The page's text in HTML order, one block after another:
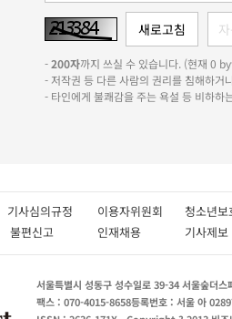
-200자까지 쓰실 수 있습니다. (현재 0
- 저작권 등 다른 사람의 권리를 침해하거
- 타인에게 불쾌감을 주는 욕설 등 비하하
기사심의규정 이용자위원회 청소년
불편신고 인재채용 기사
서울특별시 성동구 성수일로 39-34 서울숲더
팩스 : 070-4015-8658등록번호 : 서울 아